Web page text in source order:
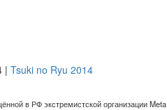
| Tsuki no Ryu 2014
в РФ экстремистской организации Meta